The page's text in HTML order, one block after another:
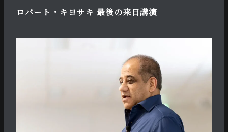
ロバート・キヨサキ 最後の来日講演